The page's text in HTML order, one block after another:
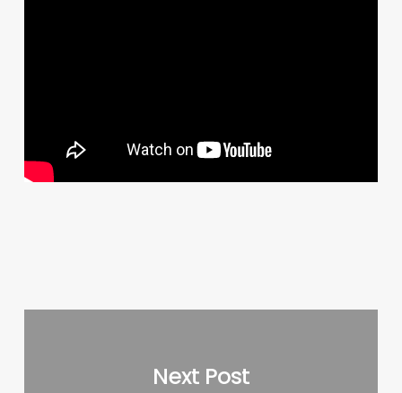
Next Post